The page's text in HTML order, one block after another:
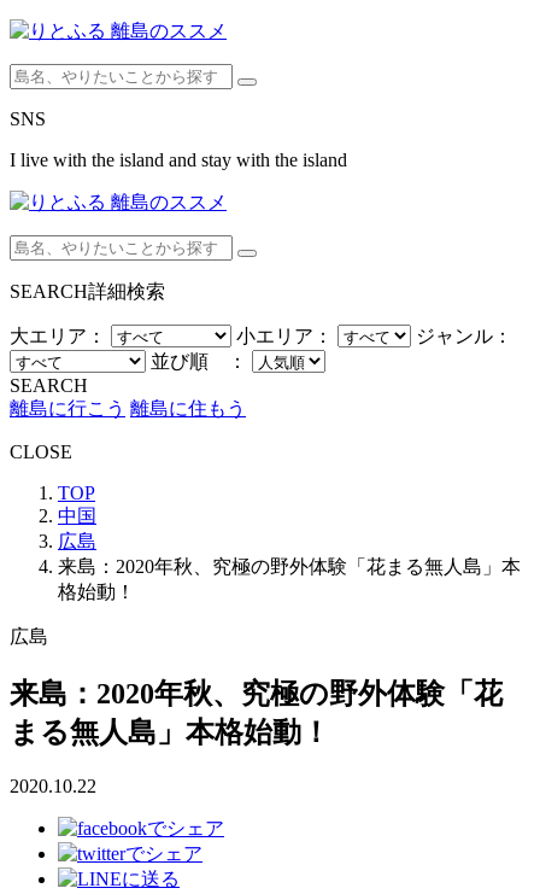
SNS
I live with the island and stay with the island
SEARCH詳細検索
大エリア： 小エリア：
ジャンル：
並び順 ：
SEARCH
離島に行こう 離島に住もう
CLOSE
TOP
中国
広島
来島：2020年秋、究極の野外体験「花まる無人島」本
格始動！
広島
来島：2020年秋、究極の野外体験「花
まる無人島」本格始動！
2020.10.22